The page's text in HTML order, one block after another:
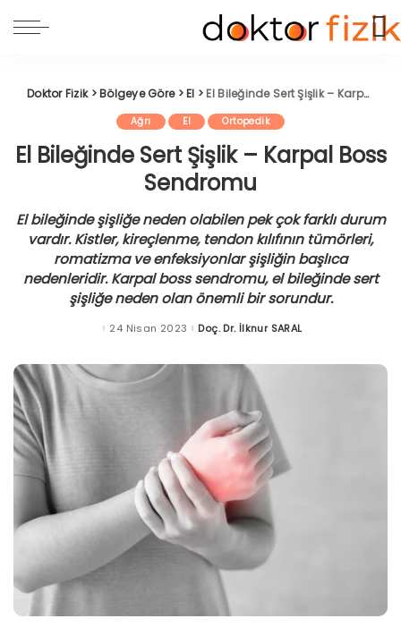
Doktor Fizik>Bölgeye Göre>El > El Bileğinde Sert Şişlik – Karpal Boss Sendromu
Ağrı El Ortopedik
El Bileğinde Sert Şişlik – Karpal Boss
Sendromu
El bileğinde şişliğe neden olabilen pek çok farklı durum
vardır. Kistler, kireçlenme, tendon kılıfının tümörleri,
romatizma ve enfeksiyonlar şişliğin başlıca
nedenleridir. Karpal boss sendromu, el bileğinde sert
şişliğe neden olan önemli bir sorundur.
24 Nisan 2023 Posted
Doç. Dr. İlknur SARAL